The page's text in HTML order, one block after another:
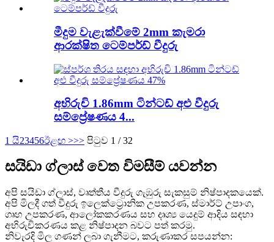
මීදුම වැළැක්වීමේ 2mm කැමරා
ආරක්ෂිත ටෙම්පර්ඩ් වීදුරු
අභිරුචි 1.86mm ටින්ටඩ් අළු වීදුරු
සම්ප්‍රේෂණය 4...
1 යි23456ඊළඟ >>> පිටුව 1 / 32
සයිඩා ග්ලාස් වෙත විමසීම් යවන්න
අපි සයිඩා ග්ලාස්, වෘත්තීය වීදුරු ගැඹුරු සැකසුම් නිෂ්පාදකයෙක්.
අපි මිලදී ගත් වීදුරු ඉලෙක්ට්‍රොනික උපකරණ, ස්මාර්ට් උපාංග,
ගෘහ උපකරණ, ආලෝකකරණය සහ දෘශ්‍ය යෙදුම් ආදිය සඳහා
අභිරුචිකරණය කළ නිෂ්පාදන බවට පත් කරමු.
නිවැරදි මිල ගණන් ලබා ගැනීමට, කරුණාකර සපයන්න: